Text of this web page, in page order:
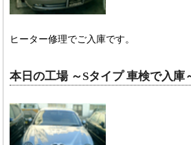
ヒーター修理でご入庫です。
本日の工場 ～Sタイプ 車検で入庫